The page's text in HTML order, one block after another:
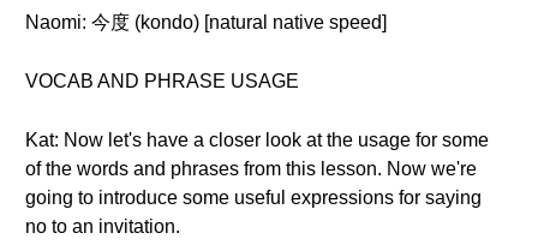
Naomi: 今度 (kondo) [natural native speed]
VOCAB AND PHRASE USAGE
Kat: Now let's have a closer look at the usage for some
of the words and phrases from this lesson. Now we're
going to introduce some useful expressions for saying
no to an invitation.